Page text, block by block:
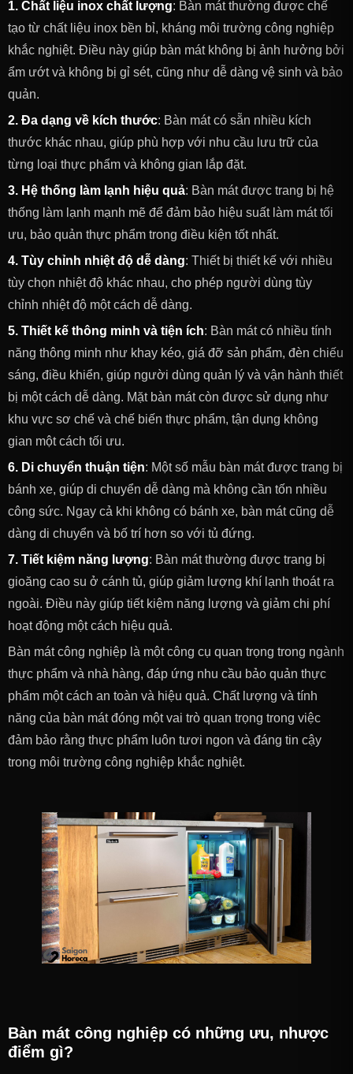
1. Chất liệu inox chất lượng: Bàn mát thường được chế
tạo từ chất liệu inox bền bỉ, kháng môi trường công nghiệp
khắc nghiệt. Điều này giúp bàn mát không bị ảnh hưởng bởi
ẩm ướt và không bị gỉ sét, cũng như dễ dàng vệ sinh và bảo
quản.
2. Đa dạng về kích thước: Bàn mát có sẵn nhiều kích
thước khác nhau, giúp phù hợp với nhu cầu lưu trữ của
từng loại thực phẩm và không gian lắp đặt.
3. Hệ thống làm lạnh hiệu quả: Bàn mát được trang bị hệ
thống làm lạnh mạnh mẽ để đảm bảo hiệu suất làm mát tối
ưu, bảo quản thực phẩm trong điều kiện tốt nhất.
4. Tùy chỉnh nhiệt độ dễ dàng: Thiết bị thiết kế với nhiều
tùy chọn nhiệt độ khác nhau, cho phép người dùng tùy
chỉnh nhiệt độ một cách dễ dàng.
5. Thiết kế thông minh và tiện ích: Bàn mát có nhiều tính
năng thông minh như khay kéo, giá đỡ sản phẩm, đèn chiếu
sáng, điều khiển, giúp người dùng quản lý và vận hành thiết
bị một cách dễ dàng. Mặt bàn mát còn được sử dụng như
khu vực sơ chế và chế biến thực phẩm, tận dụng không
gian một cách tối ưu.
6. Di chuyển thuận tiện: Một số mẫu bàn mát được trang bị
bánh xe, giúp di chuyển dễ dàng mà không cần tốn nhiều
công sức. Ngay cả khi không có bánh xe, bàn mát cũng dễ
dàng di chuyển và bố trí hơn so với tủ đứng.
7. Tiết kiệm năng lượng: Bàn mát thường được trang bị
gioăng cao su ở cánh tủ, giúp giảm lượng khí lạnh thoát ra
ngoài. Điều này giúp tiết kiệm năng lượng và giảm chi phí
hoạt động một cách hiệu quả.
Bàn mát công nghiệp là một công cụ quan trọng trong ngành
thực phẩm và nhà hàng, đáp ứng nhu cầu bảo quản thực
phẩm một cách an toàn và hiệu quả. Chất lượng và tính
năng của bàn mát đóng một vai trò quan trọng trong việc
đảm bảo rằng thực phẩm luôn tươi ngon và đáng tin cậy
trong môi trường công nghiệp khắc nghiệt.
Bàn mát công nghiệp có những ưu, nhược
điểm gì?